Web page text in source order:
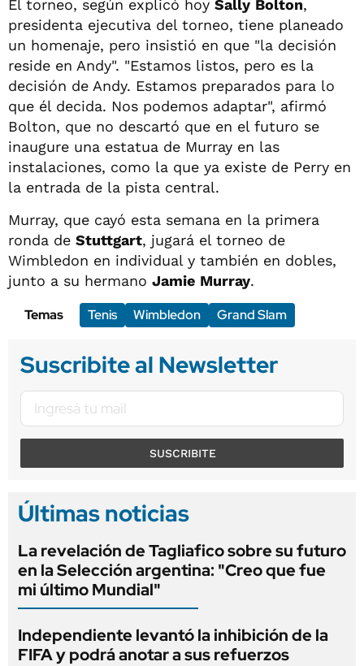
El torneo, según explicó hoy Sally Bolton,
presidenta ejecutiva del torneo, tiene planeado
un homenaje, pero insistió en que "la decisión
reside en Andy". "Estamos listos, pero es la
decisión de Andy. Estamos preparados para lo
que él decida. Nos podemos adaptar", afirmó
Bolton, que no descartó que en el futuro se
inaugure una estatua de Murray en las
instalaciones, como la que ya existe de Perry en
la entrada de la pista central.
Murray, que cayó esta semana en la primera
ronda de Stuttgart, jugará el torneo de
Wimbledon en individual y también en dobles,
junto a su hermano Jamie Murray.
Temas
Tenis Wimbledon Grand Slam
Suscribite al Newsletter
SUSCRIBITE
Últimas noticias
La revelación de Tagliafico sobre su futuro
en la Selección argentina: "Creo que fue
mi último Mundial"
Independiente levantó la inhibición de la
FIFA y podrá anotar a sus refuerzos